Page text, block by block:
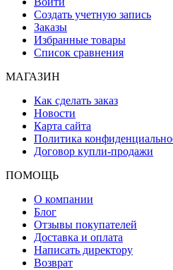
Создать учетную запись
Заказы
Избранные товары
Список сравнения
МАГАЗИН
Как сделать заказ
Новости
Карта сайта
Политика
Договор купли-продажи
ПОМОЩЬ
О компании
Блог
Отзывы покупателей
Доставка и оплата
Написать директору
Возврат